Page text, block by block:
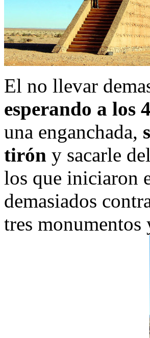
El no llevar
esperando a los
una enganchada,
tirón y sacarle
los que iniciaron
demasiados
tres